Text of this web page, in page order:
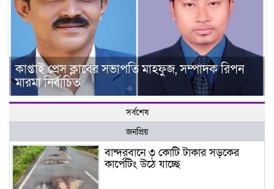
কাপ্তাই প্রেস ক্লাবের সভাপতি মাহফুজ, সম্পাদক রিপন
মারমা নির্বাচিত
সর্বশেষ
জনপ্রিয়
বান্দরবানে ৩ কোটি টাকার সড়কের
কার্পেটিং উঠে যাচ্ছে